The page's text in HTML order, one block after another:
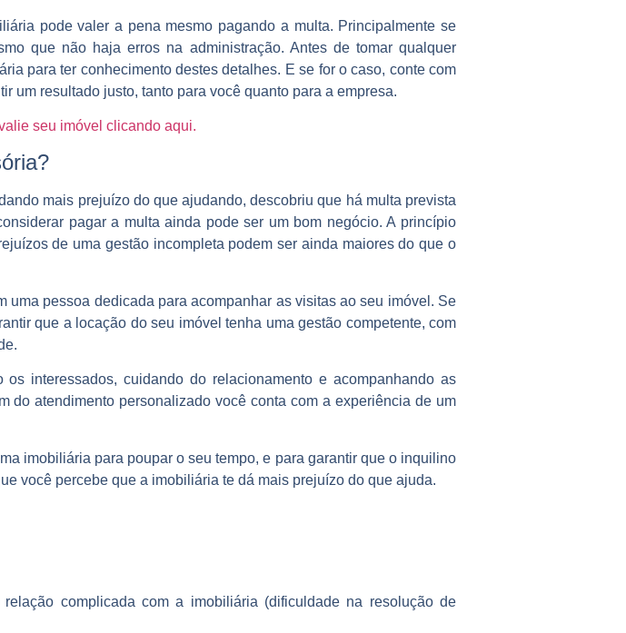
pode valer a pena mesmo pagando a multa. Principalmente se
que não haja erros na administração. Antes de tomar qualquer
para ter conhecimento destes detalhes. E se for o caso, conte com
um resultado justo, tanto para você quanto para a empresa.
seu imóvel clicando aqui.
mais prejuízo do que ajudando, descobriu que há multa prevista
pagar a multa ainda pode ser um bom negócio. A princípio
de uma gestão incompleta podem ser ainda maiores do que o
pessoa dedicada para acompanhar as visitas ao seu imóvel. Se
que a locação do seu imóvel tenha uma gestão competente, com
interessados, cuidando do relacionamento e acompanhando as
do atendimento personalizado você conta com a experiência de um
imobiliária para poupar o seu tempo, e para garantir que o inquilino
você percebe que a imobiliária te dá mais prejuízo do que ajuda.
complicada com a imobiliária (dificuldade na resolução de